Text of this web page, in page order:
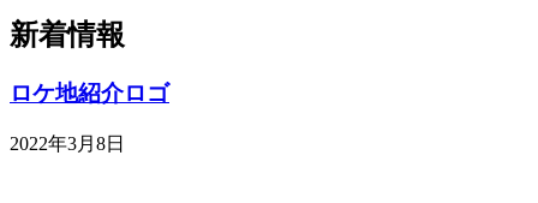
新着情報
ロケ地紹介ロゴ
2022年3月8日